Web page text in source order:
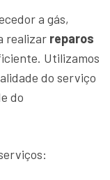
a gás,
realizar reparos
Utilizamos
do serviço
do